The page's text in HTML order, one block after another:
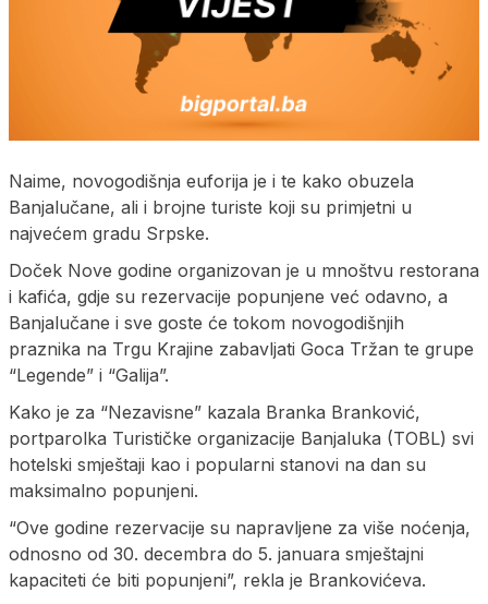
Naime, novogodišnja euforija je i te kako obuzela
Banjalučane, ali i brojne turiste koji su primjetni u
najvećem gradu Srpske.
Doček Nove godine organizovan je u mnoštvu restorana
i kafića, gdje su rezervacije popunjene već odavno, a
Banjalučane i sve goste će tokom novogodišnjih
praznika na Trgu Krajine zabavljati Goca Tržan te grupe
“Legende” i “Galija”.
Kako je za “Nezavisne” kazala Branka Branković,
portparolka Turističke organizacije Banjaluka (TOBL) svi
hotelski smještaji kao i popularni stanovi na dan su
maksimalno popunjeni.
“Ove godine rezervacije su napravljene za više noćenja,
odnosno od 30. decembra do 5. januara smještajni
kapaciteti će biti popunjeni”, rekla je Brankovićeva.